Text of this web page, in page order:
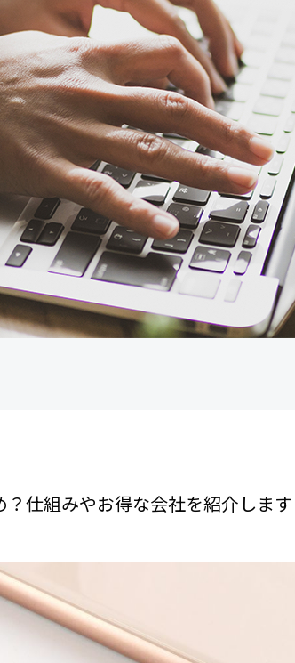
仕組みやお得な会社を紹介します